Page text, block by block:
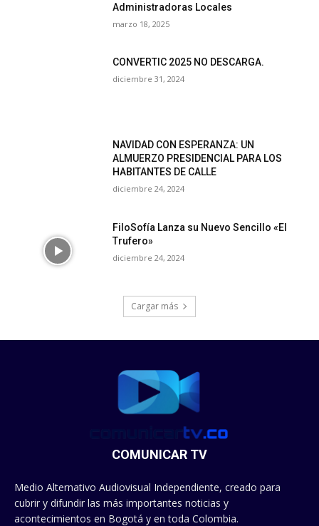
Administradoras Locales
marzo 18, 2025
CONVERTIC 2025 NO DESCARGA.
diciembre 31, 2024
NAVIDAD CON ESPERANZA: UN
ALMUERZO PRESIDENCIAL PARA LOS
HABITANTES DE CALLE
diciembre 24, 2024
FiloSofía Lanza su Nuevo Sencillo «El
Trufero»
diciembre 24, 2024
Cargar más
COMUNICAR TV
Medio Alternativo Audiovisual Independiente, creado para
cubrir y difundir las más importantes noticias y
acontecimientos en Bogotá y en toda Colombia.